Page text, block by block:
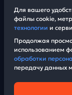
Для вашего
файлы cookie,
технологии и
Продолжая
использованием
обработки
передачу данных